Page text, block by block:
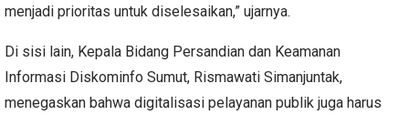
menjadi prioritas untuk diselesaikan,” ujarnya.
Di sisi lain, Kepala Bidang Persandian dan Keamanan
Informasi Diskominfo Sumut, Rismawati Simanjuntak,
menegaskan bahwa digitalisasi pelayanan publik juga harus